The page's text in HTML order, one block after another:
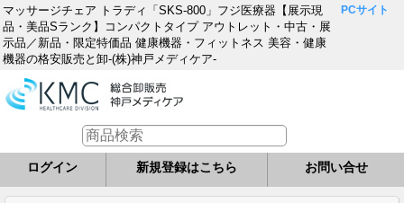
マッサージチェア トラディ「SKS-800」フジ医療器【展示現
品・美品Sランク】コンパクトタイプ アウトレット・中古・展
示品／新品・限定特価品 健康機器・フィットネス 美容・健康
機器の格安販売と卸-(株)神戸メディケア-
PCサイト
ログイン 新規登録はこちら お問い合せ